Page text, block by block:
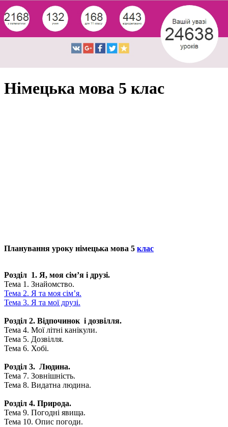
Німецька мова 5 клас
Планування уроку німецька мова 5 клас
Розділ 1. Я, моя сім’я і друзі.
Тема 1. Знайомство.
Тема 2. Я та моя сім’я.
Тема 3. Я та мої друзі.
Розділ 2. Відпочинок і дозвілля.
Тема 4. Мої літні канікули.
Тема 5. Дозвілля.
Тема 6. Хобі.
Розділ 3. Людина.
Тема 7. Зовнішність.
Тема 8. Видатна людина.
Розділ 4. Природа.
Тема 9. Погодні явища.
Тема 10. Опис погоди.